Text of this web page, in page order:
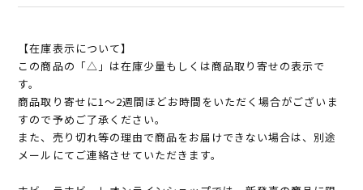
【在庫表示について】
この商品の「△」は在庫少量もしくは商品取り寄せの表示で
す。
商品取り寄せに1～2週間ほどお時間をいただく場合がございま
すので予めご了承ください。
また、売り切れ等の理由で商品をお届けできない場合は、別途
メールにてご連絡させていただきます。